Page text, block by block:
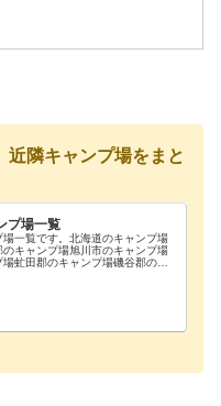
近隣キャンプ場をまと
プ場一覧
場一覧です。北海道のキャンプ場
のキャンプ場旭川市のキャンプ場
虻田郡のキャンプ場磯谷郡のキ